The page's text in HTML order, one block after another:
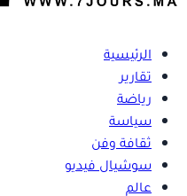
الرئيسية
تقارير
رياضة
سياسة
ثقافة وفن
سوشيال فيديو
عالم